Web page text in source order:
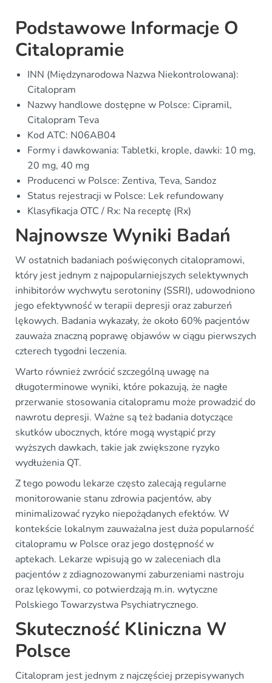
Podstawowe Informacje O
Citalopramie
INN (Międzynarodowa Nazwa Niekontrolowana):
Citalopram
Nazwy handlowe dostępne w Polsce: Cipramil,
Citalopram Teva
Kod ATC: N06AB04
Formy i dawkowania: Tabletki, krople, dawki: 10 mg,
20 mg, 40 mg
Producenci w Polsce: Zentiva, Teva, Sandoz
Status rejestracji w Polsce: Lek refundowany
Klasyfikacja OTC / Rx: Na receptę (Rx)
Najnowsze Wyniki Badań
W ostatnich badaniach poświęconych citalopramowi,
który jest jednym z najpopularniejszych selektywnych
inhibitorów wychwytu serotoniny (SSRI), udowodniono
jego efektywność w terapii depresji oraz zaburzeń
lękowych. Badania wykazały, że około 60% pacjentów
zauważa znaczną poprawę objawów w ciągu pierwszych
czterech tygodni leczenia.
Warto również zwrócić szczególną uwagę na
długoterminowe wyniki, które pokazują, że nagłe
przerwanie stosowania citalopramu może prowadzić do
nawrotu depresji. Ważne są też badania dotyczące
skutków ubocznych, które mogą wystąpić przy
wyższych dawkach, takie jak zwiększone ryzyko
wydłużenia QT.
Z tego powodu lekarze często zalecają regularne
monitorowanie stanu zdrowia pacjentów, aby
minimalizować ryzyko niepożądanych efektów. W
kontekście lokalnym zauważalna jest duża popularność
citalopramu w Polsce oraz jego dostępność w
aptekach. Lekarze wpisują go w zaleceniach dla
pacjentów z zdiagnozowanymi zaburzeniami nastroju
oraz lękowymi, co potwierdzają m.in. wytyczne
Polskiego Towarzystwa Psychiatrycznego.
Skuteczność Kliniczna W
Polsce
Citalopram jest jednym z najczęściej przepisywanych